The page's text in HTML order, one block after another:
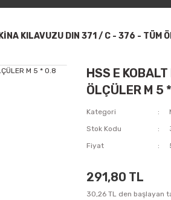
KILAVUZU DIN 371 / C - 376 - TÜM
HSS E
ÖLÇÜLER M 5
Kategori
Stok Kodu
Fiyat
291,80 TL
30,26 TL den başlayan